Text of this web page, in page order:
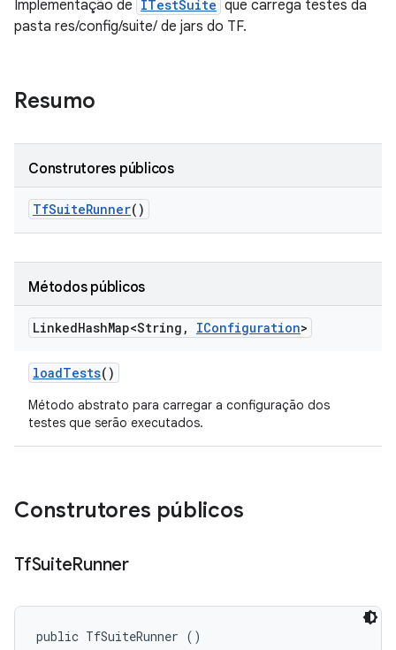
Implementação de ITestSuite que carrega testes da
pasta res/config/suite/ de jars do TF.
Resumo
Construtores públicos
TfSuiteRunner()
Métodos públicos
LinkedHashMap<String , IConfiguration>
loadTests()
Método abstrato para carregar a configuração dos
testes que serão executados.
Construtores públicos
TfSuiteRunner
public TfSuiteRunner ()